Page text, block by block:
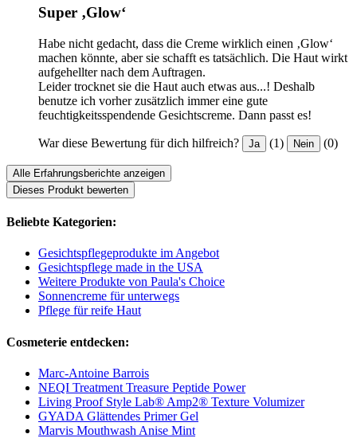
Super ‚Glow‘
Habe nicht gedacht, dass die Creme wirklich einen ‚Glow‘
machen könnte, aber sie schafft es tatsächlich. Die Haut wirkt
aufgehellter nach dem Auftragen.
Leider trocknet sie die Haut auch etwas aus...! Deshalb
benutze ich vorher zusätzlich immer eine gute
feuchtigkeitsspendende Gesichtscreme. Dann passt es!
War diese Bewertung für dich hilfreich? Ja (1) Nein (0)
Alle Erfahrungsberichte anzeigen
Dieses Produkt bewerten
Beliebte Kategorien:
Gesichtspflegeprodukte im Angebot
Gesichtspflege made in the USA
Weitere Produkte von Paula's Choice
Sonnencreme für unterwegs
Pflege für reife Haut
Cosmeterie entdecken:
Marc-Antoine Barrois
NEQI Treatment Treasure Peptide Power
Living Proof Style Lab® Amp2® Texture Volumizer
GYADA Glättendes Primer Gel
Marvis Mouthwash Anise Mint